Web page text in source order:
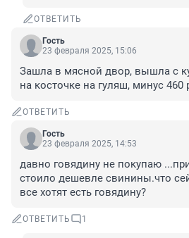
ОТВЕТИТЬ
Гость
23 февраля 2025, 15:06
Зашла в мясной двор, вышла с
на косточке на гуляш, минус 460
ОТВЕТИТЬ
Гость
23 февраля 2025, 14:53
давно говядину не покупаю
стоило дешевле свинины.что
все хотят есть говядину?
ОТВЕТИТЬ 1